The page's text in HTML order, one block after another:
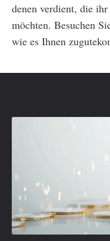
denen verdient, die
möchten. Besuchen
wie es Ihnen